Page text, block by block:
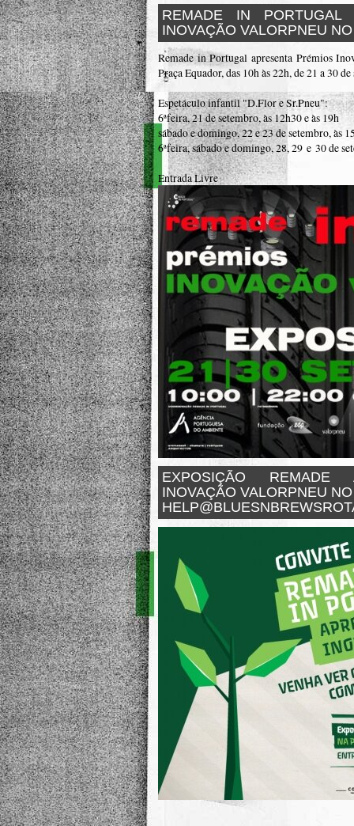
REMADE IN PORTUGAL
INOVAÇÃO VALORPNEU
Remade in Portugal apresenta Prémios
Praça Equador, das 10h às 22h, de 21 a 30
Espetáculo infantil "D.Flor e Sr.Pneu":
6ªfeira, 21 de setembro, às 12h30 e às 19h
sábado e domingo, 22 e 23 de setembro, às
6ªfeira, sábado e domingo, 28, 29 e 30 de
Entrada Livre
EXPOSIÇÃO REMADE
INOVAÇÃO VALORPNEU